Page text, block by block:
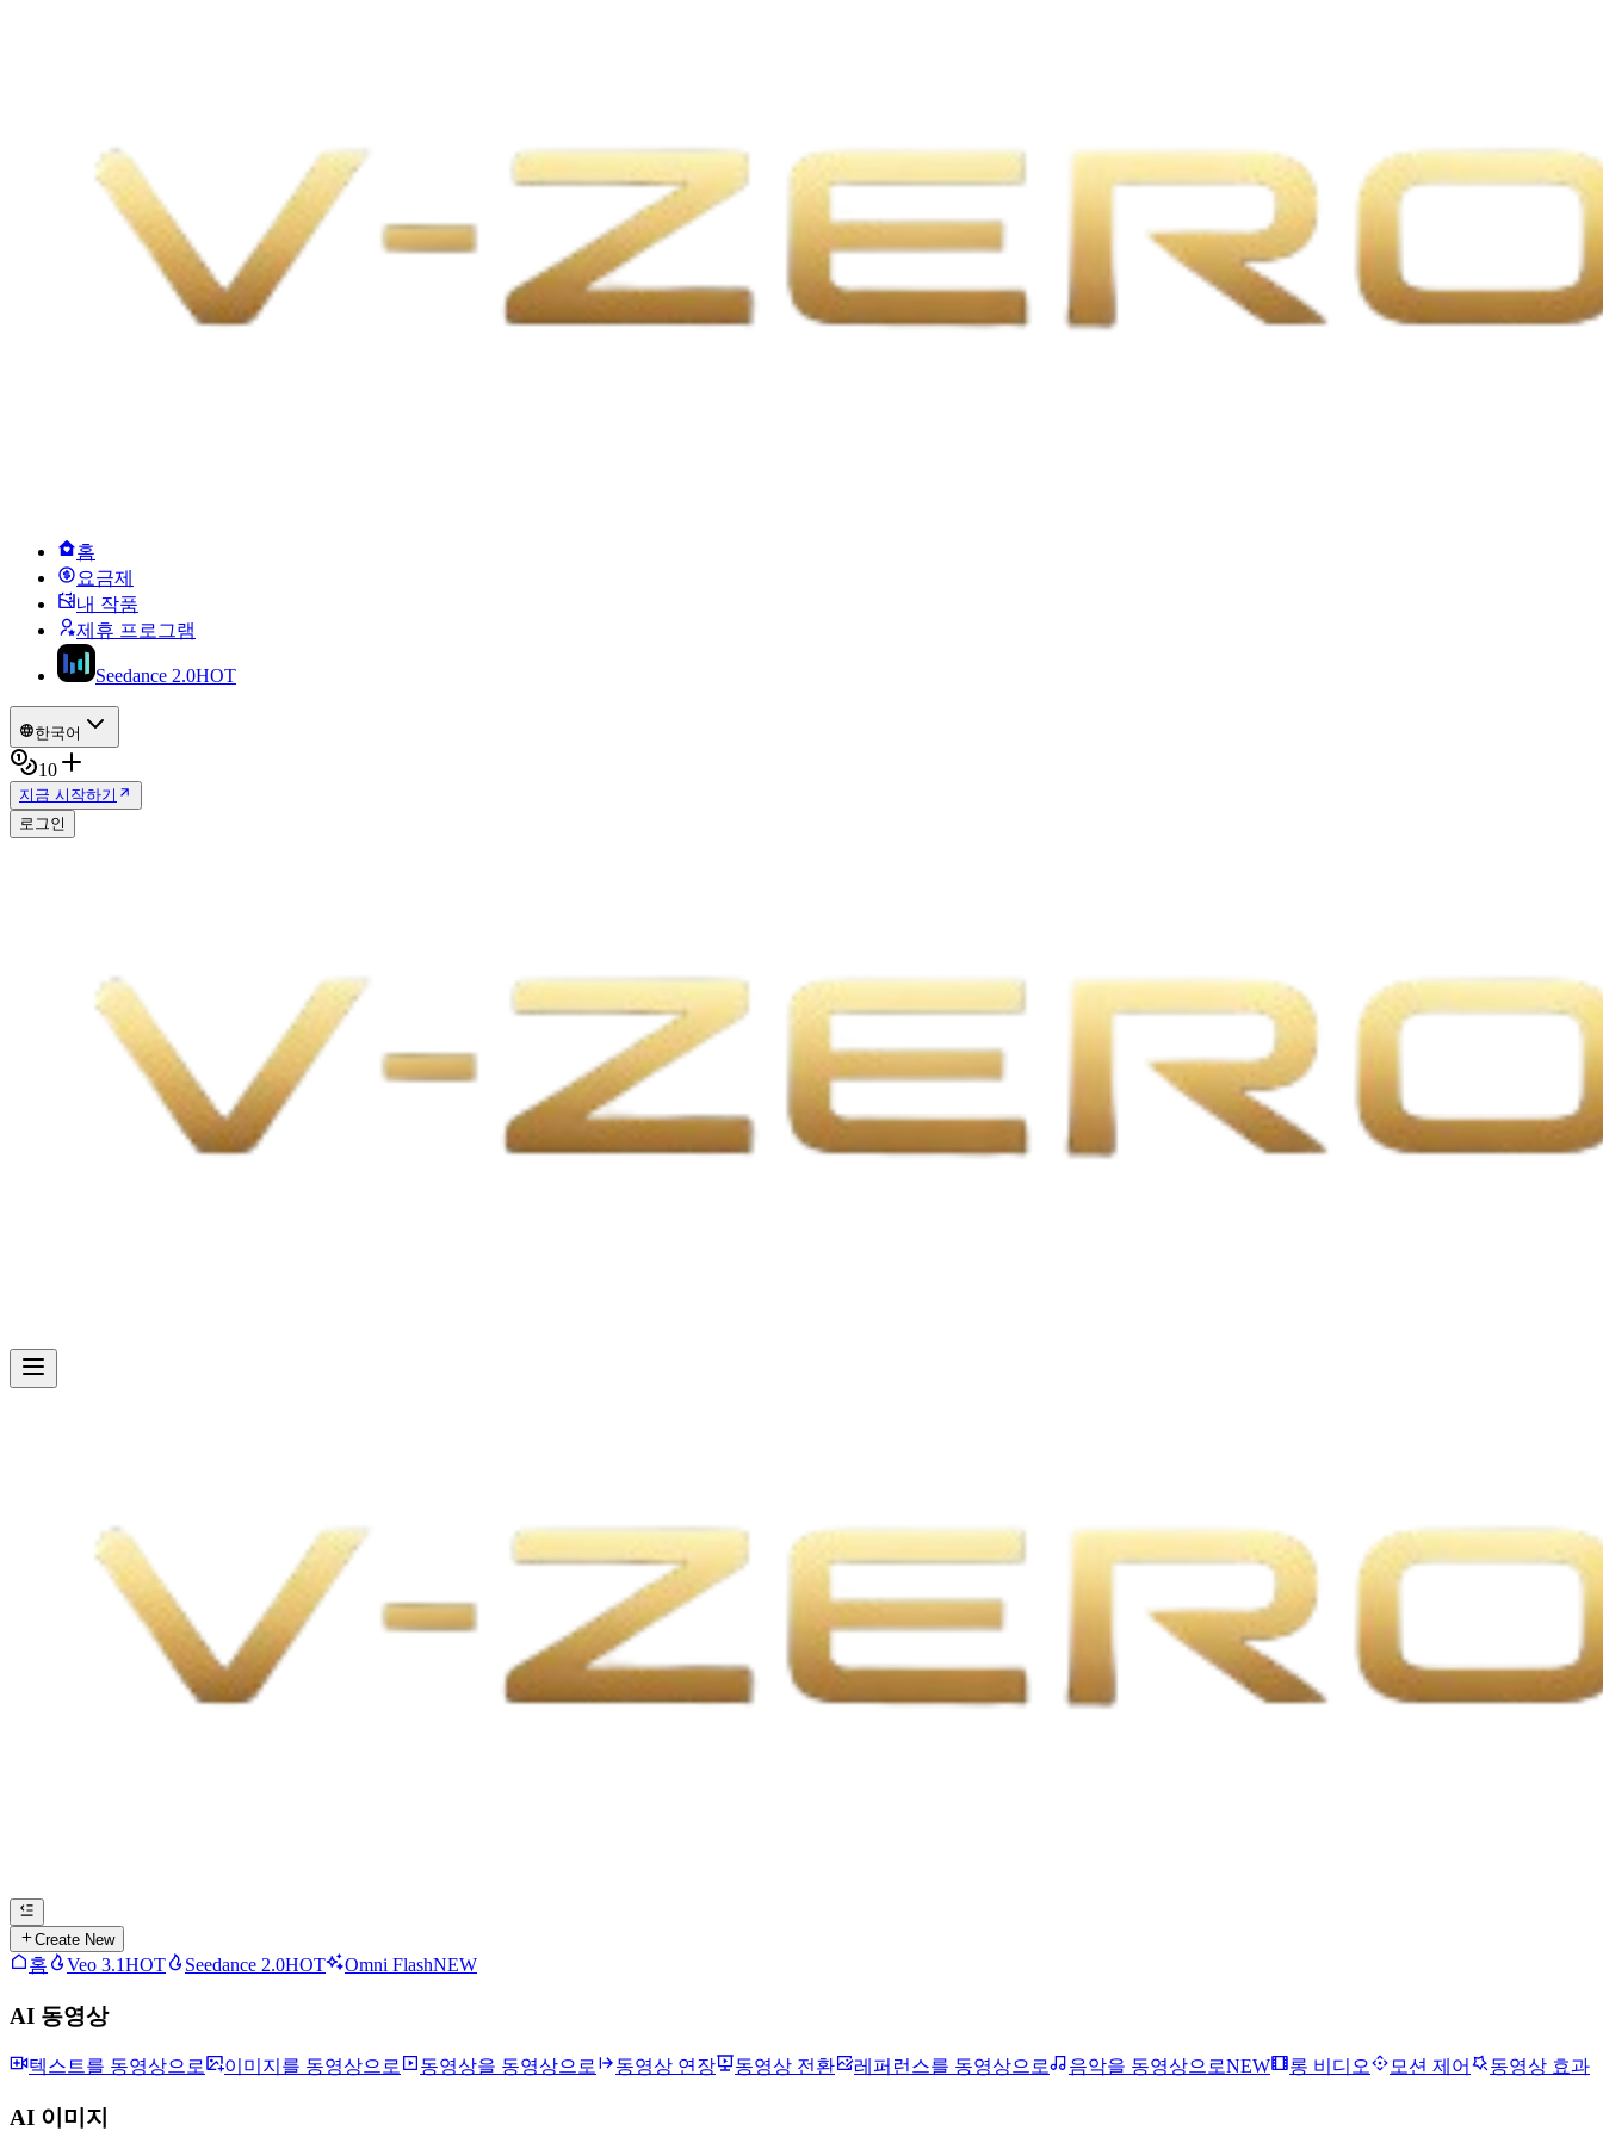
홈
요금제
내 작품
제휴 프로그램
Seedance 2.0HOT
한국어
10
지금 시작하기
로그인
Create New
홈 Veo 3.1HOT Seedance 2.0HOT Omni FlashNEW
AI 동영상
텍스트를 동영상으로 이미지를 동영상으로 동영상을 동영상으로 동영상 연장 동영상 전환 레퍼런스를 동영상으로 음악을 동영상으로NEW 롱 비디오 모션 제어 동영상 효과
AI 이미지